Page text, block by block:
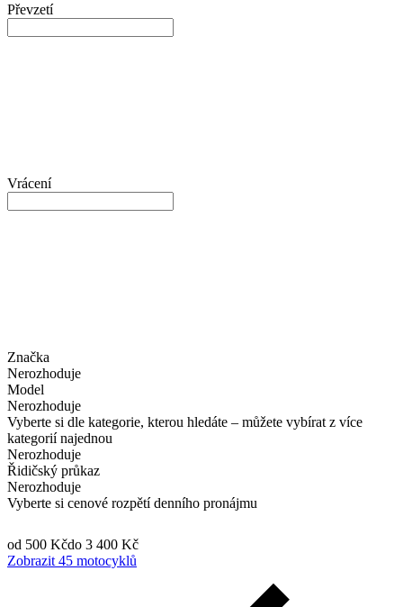
Převzetí
Vrácení
Značka
Nerozhoduje
Model
Nerozhoduje
Vyberte si dle kategorie, kterou hledáte – můžete vybírat z více
kategorií najednou
Nerozhoduje
Řidičský průkaz
Nerozhoduje
Vyberte si cenové rozpětí denního pronájmu
od 500 Kčdo 3 400 Kč
Zobrazit 45 motocyklů